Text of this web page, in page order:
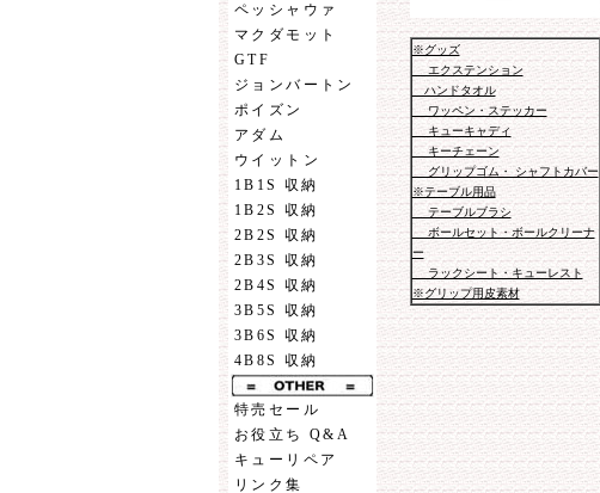
ペッシャウァ
マクダモット
GTF
ジョンバートン
ポイズン
アダム
ウイットン
1B1S 収納
1B2S 収納
2B2S 収納
2B3S 収納
2B4S 収納
3B5S 収納
3B6S 収納
4B8S 収納
特売セール
お役立ち Q&A
キューリペア
リンク集
※グッズ
エクステンション
ハンドタオル
ワッペン・ステッカー
キューキャディ
キーチェーン
グリップゴム・ シャフトカバー
※テーブル用品
テーブルブラシ
ボールセット・ボールクリーナ
ー
ラックシート・キューレスト
※グリップ用皮素材